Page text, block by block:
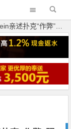
解J4风波与多年前的30万美金骗局